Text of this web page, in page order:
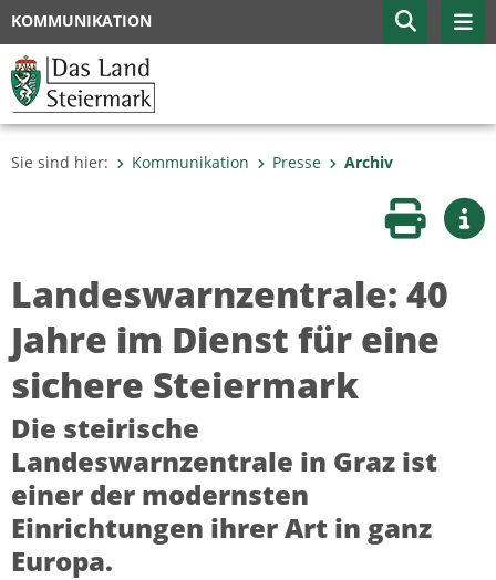
KOMMUNIKATION
Sie sind hier: Kommunikation Presse Archiv
Seite
Landeswarnzentrale: 40
Jahre im Dienst für eine
sichere Steiermark
Die steirische
Landeswarnzentrale in Graz ist
einer der modernsten
Einrichtungen ihrer Art in ganz
Europa.